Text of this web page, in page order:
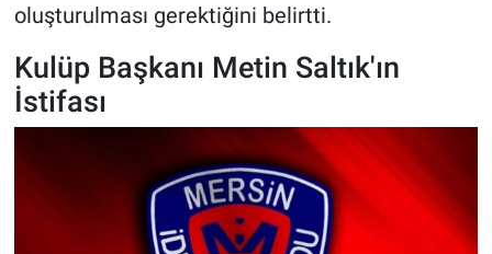
oluşturulması gerektiğini belirtti.
Kulüp Başkanı Metin Saltık'ın
İstifası